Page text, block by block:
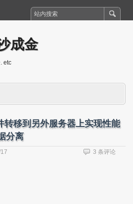
成金
etc
移到另外服务器上实现性能
分离
3 条评论